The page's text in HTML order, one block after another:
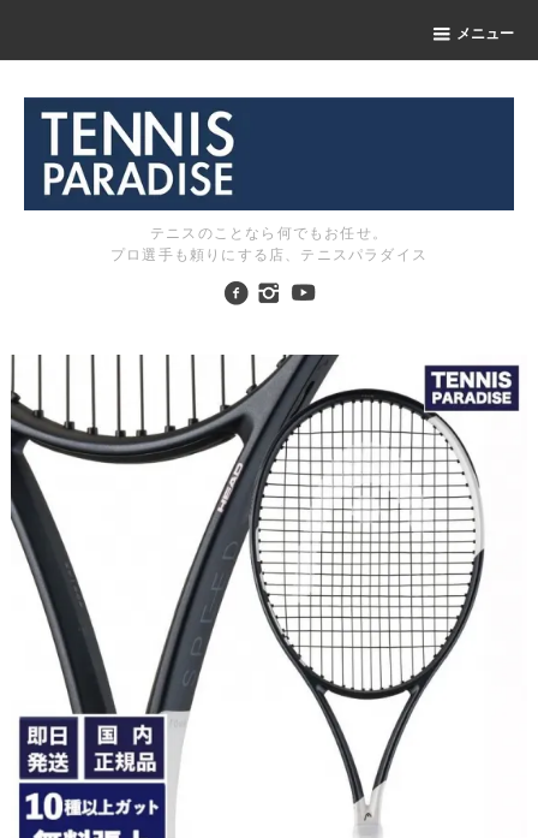
メニュー
テニスのことなら何でもお任せ。
プロ選手も頼りにする店、テニスパラダイス